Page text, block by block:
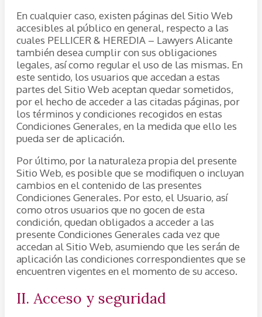
En cualquier caso, existen páginas del Sitio Web
accesibles al público en general, respecto a las
cuales PELLICER & HEREDIA – Lawyers Alicante
también desea cumplir con sus obligaciones
legales, así como regular el uso de las mismas. En
este sentido, los usuarios que accedan a estas
partes del Sitio Web aceptan quedar sometidos,
por el hecho de acceder a las citadas páginas, por
los términos y condiciones recogidos en estas
Condiciones Generales, en la medida que ello les
pueda ser de aplicación.
Por último, por la naturaleza propia del presente
Sitio Web, es posible que se modifiquen o incluyan
cambios en el contenido de las presentes
Condiciones Generales. Por esto, el Usuario, así
como otros usuarios que no gocen de esta
condición, quedan obligados a acceder a las
presente Condiciones Generales cada vez que
accedan al Sitio Web, asumiendo que les serán de
aplicación las condiciones correspondientes que se
encuentren vigentes en el momento de su acceso.
II. Acceso y seguridad